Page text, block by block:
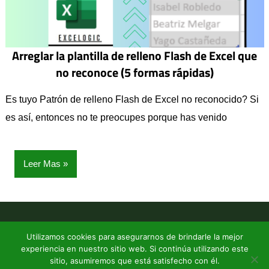
Arreglar la plantilla de relleno Flash de Excel que
no reconoce (5 formas rápidas)
Es tuyo Patrón de relleno Flash de Excel no reconocido? Si
es así, entonces no te preocupes porque has venido
Leer Mas
Un blog de Excel
| Todos los derechos reservados (2026) |
Avisolegal|contacto| Politicas de Privacidad|Politicas de
Cookies|Sobre Nosotros|SiteMap
Utilizamos cookies para asegurarnos de brindarle la mejor
experiencia en nuestro sitio web. Si continúa utilizando este
sitio, asumiremos que está satisfecho con él.